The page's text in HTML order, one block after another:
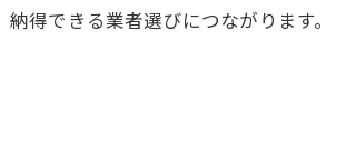
得できる業者選びにつながります。